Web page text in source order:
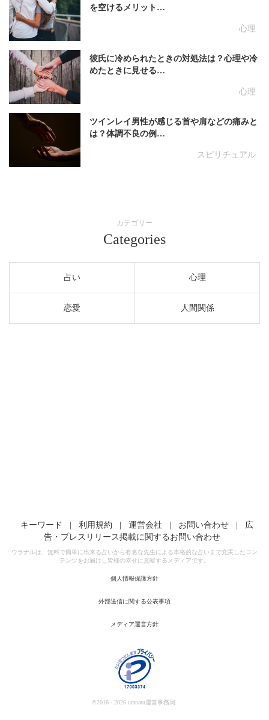
心理
を空けるメリット…
心理
彼氏に冷められたときの対処法は？心理や冷
めたときに見せる…
スピリチュアル
ツインレイ男性が感じる首や肩などの痛みと
は？体調不良の例…
カテゴリー
Categories
占い 心理
恋愛 人間関係
キーワード | 利用規約 | 運営会社 | お問い合わせ |
広
告・プレスリリース掲載に関するお問い合わせ
ウラナルは、無料で簡単に出来る占いから有名な先生による本格的な占いまで充実したコン
テンツをお届けし皆様の幸せに貢献するメディアです。
個人情報保護方針
外部送信に関する公表事項
メディア運営方針
©2016 - 2026 uranaru運営事務局.